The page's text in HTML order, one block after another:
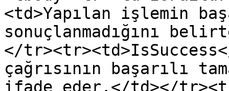
<td>Yapılan işlemin
sonuçlanmadığını
</
çağrısının başarılı
ifade eder.</td></